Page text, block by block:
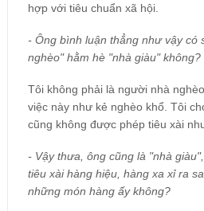
hợp với tiêu chuẩn xã hội.
- Ông bình luận thẳng như vậy có
nghèo" hằm hè "nhà giàu" không?
Tôi không phải là người nhà
việc này như kẻ nghèo khổ. Tôi
cũng không được phép tiêu xài
- Vậy thưa, ông cũng là "nhà
tiêu xài hàng hiệu, hàng xa xỉ ra
những món hàng ấy không?